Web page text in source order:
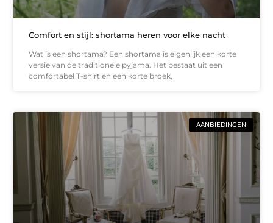
Comfort en stijl: shortama heren voor elke nacht
Wat is een shortama? Een shortama is eigenlijk een korte
versie van de traditionele pyjama. Het bestaat uit een
comfortabel T-shirt en een korte broek,
AANBIEDINGEN